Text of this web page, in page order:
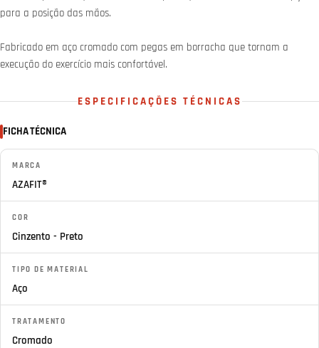
para a posição das mãos.
Fabricado em aço cromado com pegas em borracha que tornam a
execução do exercício mais confortável.
ESPECIFICAÇÕES TÉCNICAS
FICHA TÉCNICA
MARCA
AZAFIT®
COR
Cinzento - Preto
TIPO DE MATERIAL
Aço
TRATAMENTO
Cromado